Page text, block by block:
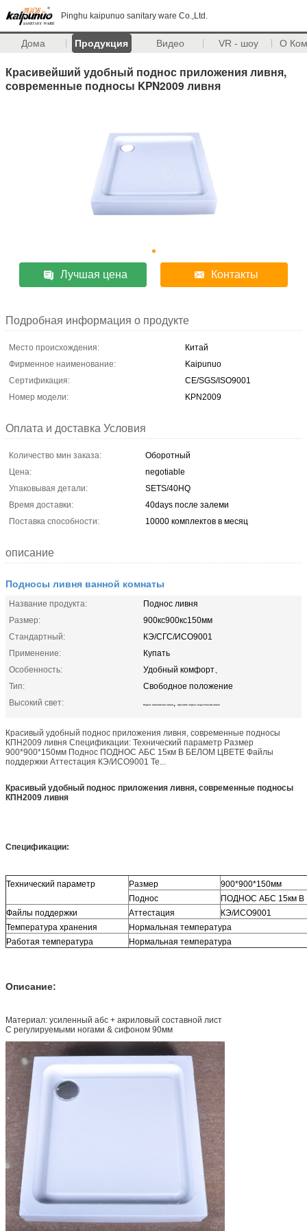
Pinghu kaipunuo sanitary ware Co.,Ltd.
Дома Продукция Видео VR - шоу О
Красивейший удобный поднос приложения ливня,
современные подносы KPN2009 ливня
Лучшая цена Контакты
Подробная информация о продукте
Место происхождения:
Китай
Фирменное наименование:
Kaipunuo
Сертификация:
CE/SGS/ISO9001
Номер модели:
KPN2009
Оплата и доставка Условия
Количество мин заказа:
Оборотный
Цена:
negotiable
Упаковывая детали:
SETS/40HQ
Время доставки:
40days после залеми
Поставка способности:
10000 комплектов в месяц
описание
Подносы ливня ванной комнаты
Название продукта:
Поднос ливня
Размер:
900кс900кс150мм
Стандартный:
КЭ/СГС/ИСО9001
Применение:
Купать
Особенность:
Удобный комфорт、
Тип:
Свободное положение
Высокий свет:
Поднос приложения ливня , Сделайте поднос водостотьким ливня
Красивый удобный поднос приложения ливня, современные подносы
КПН2009 ливня Спецификации: Технический параметр Размер
900*900*150мм Поднос ПОДНОС АБС 15км В БЕЛОМ ЦВЕТЕ Файлы
поддержки Аттестация КЭ/ИСО9001 Те...
Красивый удобный поднос приложения ливня, современные подносы
КПН2009 ливня
Спецификации:
Технический параметр Размер
900*900*150мм
Поднос
ПОДНОС АБС 15км В
Файлы поддержки
Аттестация
КЭ/ИСО9001
Температура хранения
Нормальная температура
Работая температура
Нормальная температура
Описание:
Материал: усиленный абс + акриловый составной лист
С регулируемыми ногами & сифоном 90мм